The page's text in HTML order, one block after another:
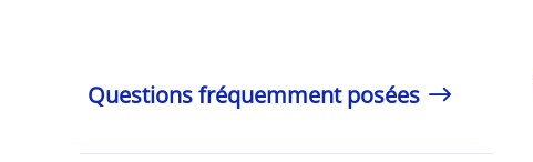
Questions fréquemment posées